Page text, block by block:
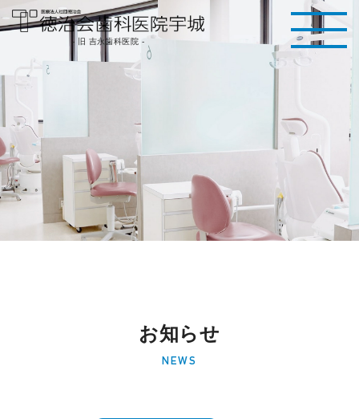
医療法人社団徳治
会 徳治会歯科医院
医院]｜熊本県宇城
市
- 旧 吉永歯科医院 -
お知らせ
NEWS